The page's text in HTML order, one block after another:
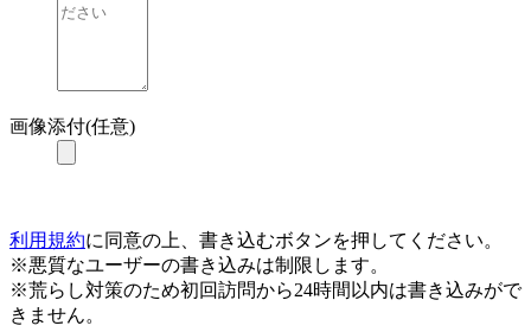
画像添付(任意)
利用規約に同意の上、書き込むボタンを押してください。
※悪質なユーザーの書き込みは制限します。
※荒らし対策のため初回訪問から24時間以内は書き込みがで
きません。